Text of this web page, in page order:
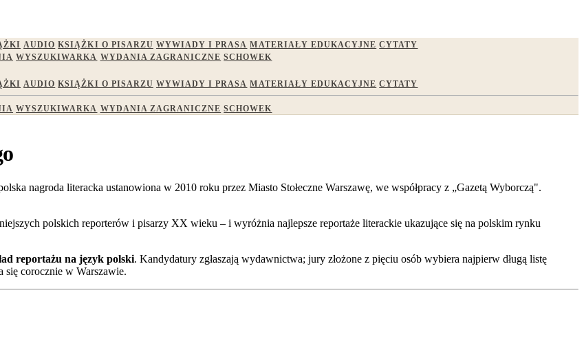
AUDIO KSIĄŻKI O PISARZU WYWIADY I PRASA MATERIAŁY EDUKACYJNE CYTATY
WYSZUKIWARKA WYDANIA ZAGRANICZNE SCHOWEK
AUDIO KSIĄŻKI O PISARZU WYWIADY I PRASA MATERIAŁY EDUKACYJNE CYTATY
WYSZUKIWARKA WYDANIA ZAGRANICZNE SCHOWEK
nagroda literacka ustanowiona w 2010 roku przez Miasto Stołeczne Warszawę, we współpracy z „Gazetą Wyborczą".
polskich reporterów i pisarzy XX wieku – i wyróżnia najlepsze reportaże literackie ukazujące się na polskim rynku
reportażu na język polski. Kandydatury zgłaszają wydawnictwa; jury złożone z pięciu osób wybiera najpierw długą listę
się corocznie w Warszawie.